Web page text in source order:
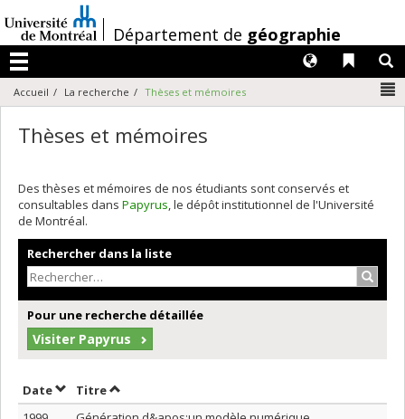
au
contenu
/Département de géographie
Menu
Liens
Langues
Accueil La recherche Thèses et mémoires
Thèses et mémoires
Des thèses et mémoires de nos étudiants sont conservés et
consultables dans Papyrus, le dépôt institutionnel de l'Université
de Montréal.
Rechercher dans la liste
Pour une recherche détaillée
Visiter Papyrus
DateTrier par date en ordre croissant
TitreTrier par titre en ordre croissant